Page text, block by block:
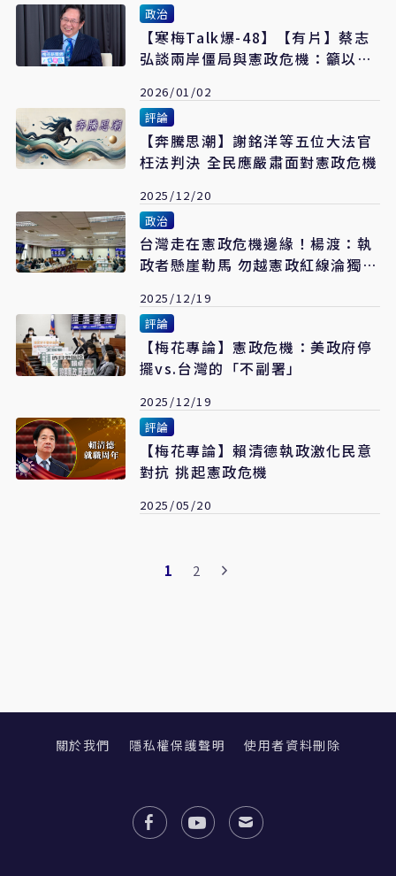
政治
【寒梅Talk爆-48】【有片】蔡志
弘談兩岸僵局與憲政危機：籲以
2026/01/02
評論
【奔騰思潮】謝銘洋等五位大法官
枉法判決 全民應嚴肅面對憲政危機
2025/12/20
政治
台灣走在憲政危機邊緣！楊渡：執
政者懸崖勒馬 勿越憲政紅線淪獨裁
2025/12/19
評論
【梅花專論】憲政危機：美政府停
擺vs.台灣的「不副署」
2025/12/19
評論
【梅花專論】賴清德執政激化民意
對抗 挑起憲政危機
2025/05/20
1 2
關於我們 隱私權保護聲明 使用者資料刪除